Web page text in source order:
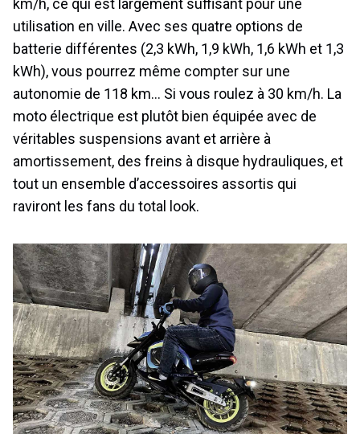
km/h, ce qui est largement suffisant pour une
utilisation en ville. Avec ses quatre options de
batterie différentes (2,3 kWh, 1,9 kWh, 1,6 kWh et 1,3
kWh), vous pourrez même compter sur une
autonomie de 118 km… Si vous roulez à 30 km/h. La
moto électrique est plutôt bien équipée avec de
véritables suspensions avant et arrière à
amortissement, des freins à disque hydrauliques, et
tout un ensemble d’accessoires assortis qui
raviront les fans du total look.